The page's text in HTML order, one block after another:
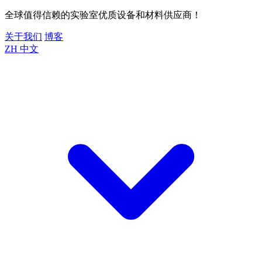
全球值得信赖的实验室优质设备和材料供应商！
关于我们 博客
ZH 中文